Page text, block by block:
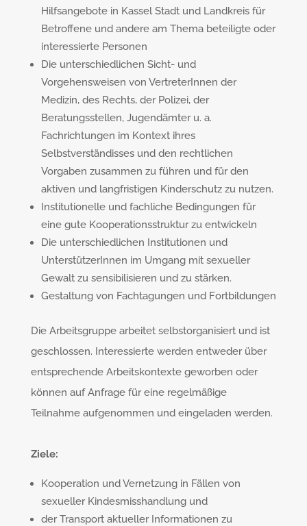
Hilfsangebote in Kassel Stadt und Landkreis für
Betroffene und andere am Thema beteiligte oder
interessierte Personen
Die unterschiedlichen Sicht- und
Vorgehensweisen von VertreterInnen der
Medizin, des Rechts, der Polizei, der
Beratungsstellen, Jugendämter u. a.
Fachrichtungen im Kontext ihres
Selbstverständisses und den rechtlichen
Vorgaben zusammen zu führen und für den
aktiven und langfristigen Kinderschutz zu nutzen.
Institutionelle und fachliche Bedingungen für
eine gute Kooperationsstruktur zu entwickeln
Die unterschiedlichen Institutionen und
UnterstützerInnen im Umgang mit sexueller
Gewalt zu sensibilisieren und zu stärken.
Gestaltung von Fachtagungen und Fortbildungen
Die Arbeitsgruppe arbeitet selbstorganisiert und ist
geschlossen. Interessierte werden entweder über
entsprechende Arbeitskontexte geworben oder
können auf Anfrage für eine regelmäßige
Teilnahme aufgenommen und eingeladen werden.
Ziele:
Kooperation und Vernetzung in Fällen von
sexueller Kindesmisshandlung und
der Transport aktueller Informationen zu